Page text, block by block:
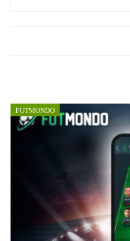
FUTMONDO